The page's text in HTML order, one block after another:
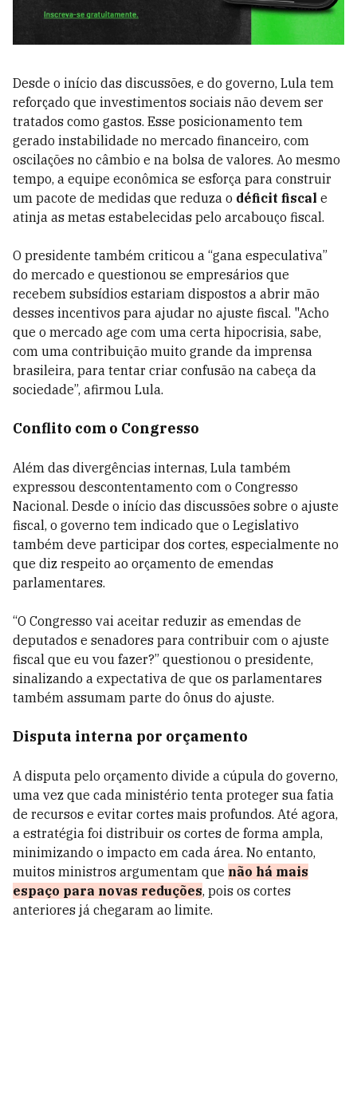
Desde o início das discussões, e do governo, Lula tem
reforçado que investimentos sociais não devem ser
tratados como gastos. Esse posicionamento tem
gerado instabilidade no mercado financeiro, com
oscilações no câmbio e na bolsa de valores. Ao mesmo
tempo, a equipe econômica se esforça para construir
um pacote de medidas que reduza o déficit fiscal e
atinja as metas estabelecidas pelo arcabouço fiscal.
O presidente também criticou a “gana especulativa”
do mercado e questionou se empresários que
recebem subsídios estariam dispostos a abrir mão
desses incentivos para ajudar no ajuste fiscal. "Acho
que o mercado age com uma certa hipocrisia, sabe,
com uma contribuição muito grande da imprensa
brasileira, para tentar criar confusão na cabeça da
sociedade”, afirmou Lula.
Conflito com o Congresso
Além das divergências internas, Lula também
expressou descontentamento com o Congresso
Nacional. Desde o início das discussões sobre o ajuste
fiscal, o governo tem indicado que o Legislativo
também deve participar dos cortes, especialmente no
que diz respeito ao orçamento de emendas
parlamentares.
“O Congresso vai aceitar reduzir as emendas de
deputados e senadores para contribuir com o ajuste
fiscal que eu vou fazer?” questionou o presidente,
sinalizando a expectativa de que os parlamentares
também assumam parte do ônus do ajuste.
Disputa interna por orçamento
A disputa pelo orçamento divide a cúpula do governo,
uma vez que cada ministério tenta proteger sua fatia
de recursos e evitar cortes mais profundos. Até agora,
a estratégia foi distribuir os cortes de forma ampla,
minimizando o impacto em cada área. No entanto,
muitos ministros argumentam que não há mais
espaço para novas reduções, pois os cortes
anteriores já chegaram ao limite.